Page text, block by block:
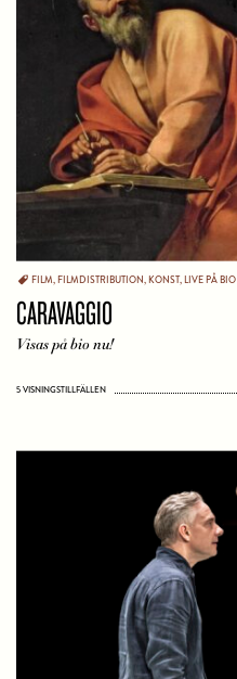
FILM,FILMDISTRIBUTION,KONST,LIVE PÅ BIO
CARAVAGGIO
Visas på bio nu!
5 VISNINGSTILLFÄLLEN